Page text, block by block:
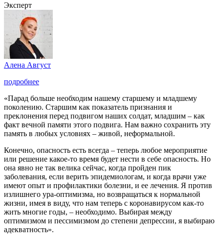
Эксперт
Алена Август
подробнее
«Парад больше необходим нашему старшему и младшему
поколению. Старшим как показатель признания и
преклонения перед подвигом наших солдат, младшим – как
факт вечной памяти этого подвига. Нам важно сохранить эту
память в любых условиях – живой, неформальной.
Конечно, опасность есть всегда – теперь любое мероприятие
или решение какое-то время будет нести в себе опасность. Но
она явно не так велика сейчас, когда пройден пик
заболевания, если верить эпидемиологам, и когда врачи уже
имеют опыт и профилактики болезни, и ее лечения. Я против
излишнего ура-оптимизма, но возвращаться к нормальной
жизни, имея в виду, что нам теперь с коронавирусом как-то
жить многие годы, – необходимо. Выбирая между
оптимизмом и пессимизмом до степени депрессии, я выбираю
адекватность».